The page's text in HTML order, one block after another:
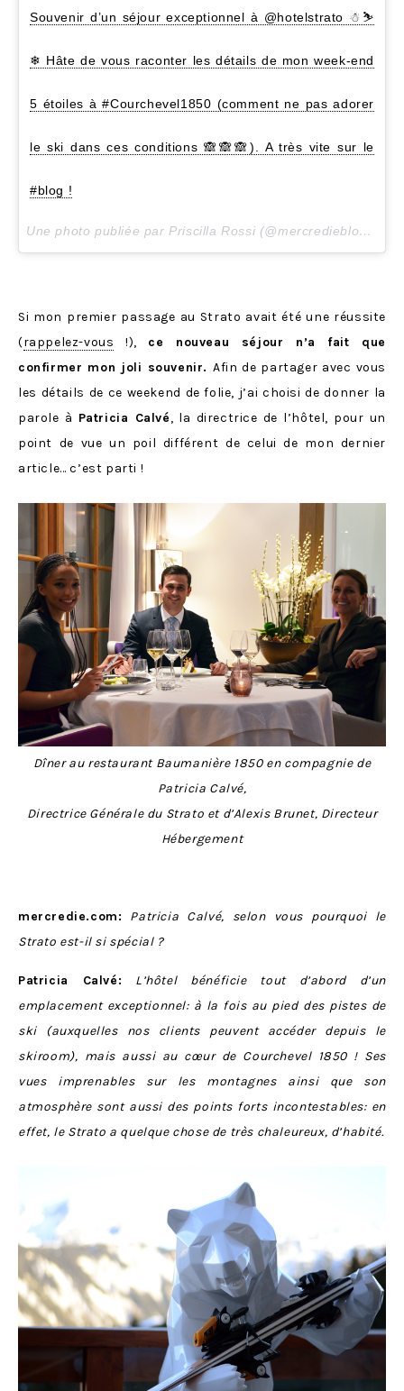
Souvenir d’un séjour exceptionnel à @hotelstrato ☃⛷
❄ Hâte de vous raconter les détails de mon week-end
5 étoiles à #Courchevel1850 (comment ne pas adorer
le ski dans ces conditions 🙈🙈🙈). A très vite sur le
#blog !
Une photo publiée par Priscilla Rossi (@mercredieblog) le
Si mon premier passage au Strato avait été une réussite
(rappelez-vous !), ce nouveau séjour n’a fait que
confirmer mon joli souvenir. Afin de partager avec vous
les détails de ce weekend de folie, j’ai choisi de donner la
parole à Patricia Calvé, la directrice de l’hôtel, pour un
point de vue un poil différent de celui de mon dernier
article… c’est parti !
Dîner au restaurant Baumanière 1850 en compagnie de
Patricia Calvé,
Directrice Générale du Strato et d’Alexis Brunet, Directeur
Hébergement
mercredie.com:
Patricia Calvé, selon vous pourquoi le
Strato est-il si spécial ?
Patricia Calvé:
L’hôtel bénéficie tout d’abord d’un
emplacement exceptionnel: à la fois au pied des pistes de
ski (auxquelles nos clients peuvent accéder depuis le
skiroom), mais aussi au cœur de Courchevel 1850 ! Ses
vues imprenables sur les montagnes ainsi que son
atmosphère sont aussi des points forts incontestables: en
effet, le Strato a quelque chose de très chaleureux, d’habité.